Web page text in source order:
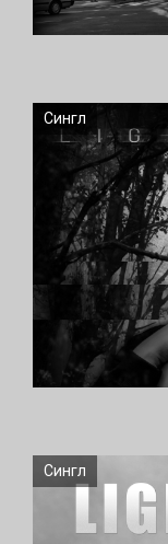
Сингл
Сингл